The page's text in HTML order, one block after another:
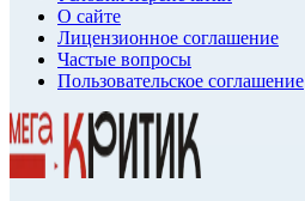
О сайте
Лицензионное соглашение
Частые вопросы
Пользовательское соглашение